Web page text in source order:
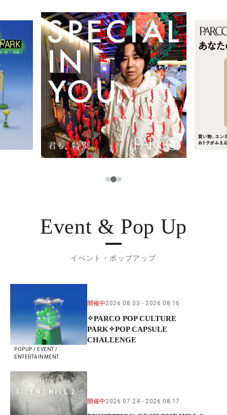
レストラン・カフェ
TAX FREE
PARCOメンバーズ
ภาษาไทย
日本語
12
Event & Pop Up
イベント・ポップアップ
POPUP / EVENT /
ENTERTAINMENT
開催中2026.08.03 2026.08.16
✧PARCO POP CULTURE
PARK✧POP CAPSULE
CHALLENGE
開催中2026.07.24 2026.08.17